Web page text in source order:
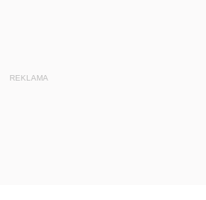
REKLAMA